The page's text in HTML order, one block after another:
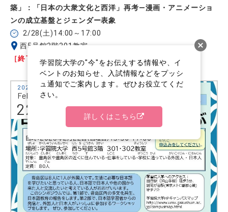
築」：「日本の大衆文化と西洋」再考―漫画・アニメーショ
ンの成立基盤とジェンダー表象
2/28(土)14:00～17:00
西5号館3階301教室
［終了しました］
2026
Feb.
22
学習院大学の"今"をお伝えする情報や、イ
ベントのお知らせ、入試情報などをプッシ
ュ通知でご案内します。ぜひお役立てくだ
さい。
詳しくはこちら